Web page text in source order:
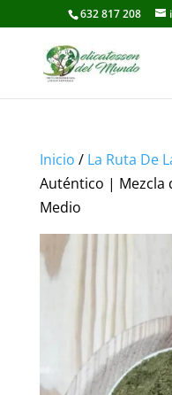
632 817 208
Inicio / La Ruta De
Auténtico | Mezcla
Medio